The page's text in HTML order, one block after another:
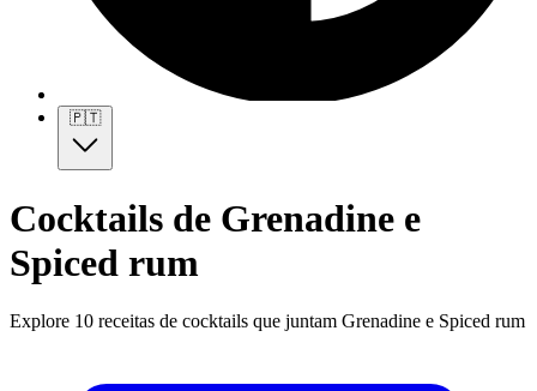
🇵🇹
Cocktails de Grenadine e
Spiced rum
Explore 10 receitas de cocktails que juntam Grenadine e Spiced rum